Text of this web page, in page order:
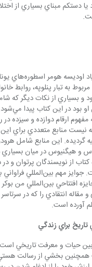
دستكم مبناي بسياري از
منبع اصلي براي پنلو
حياتي داشت. اطلاعات مربوط به
درباره
ارقام دوازده و سيزده در
گرديده. اين منابع شامل
و هيگنيوس در ميان بسياري
كتاب از نويسندگان پرتوان و
بسيار شناخته شده است. جوايز
از جمله نامزد دريافت جايزه
مقاله انتقادي را كه در
آورده است.
براي زندگي
بين حيات و معرفت تاريخي
بخشي از رسالت